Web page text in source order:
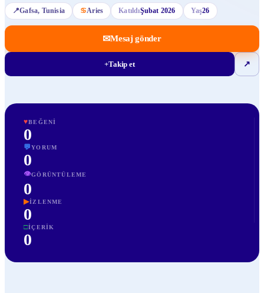
📍Gafsa, Tunisia ♋Aries KatıldıŞubat 2026 Yaş26
✉Mesaj gönder
+Takip et ↗
♥BEĞENI
0
💬YORUM
0
👁GÖRÜNTÜLEME
0
▶İZLENME
0
□İÇERIK
0